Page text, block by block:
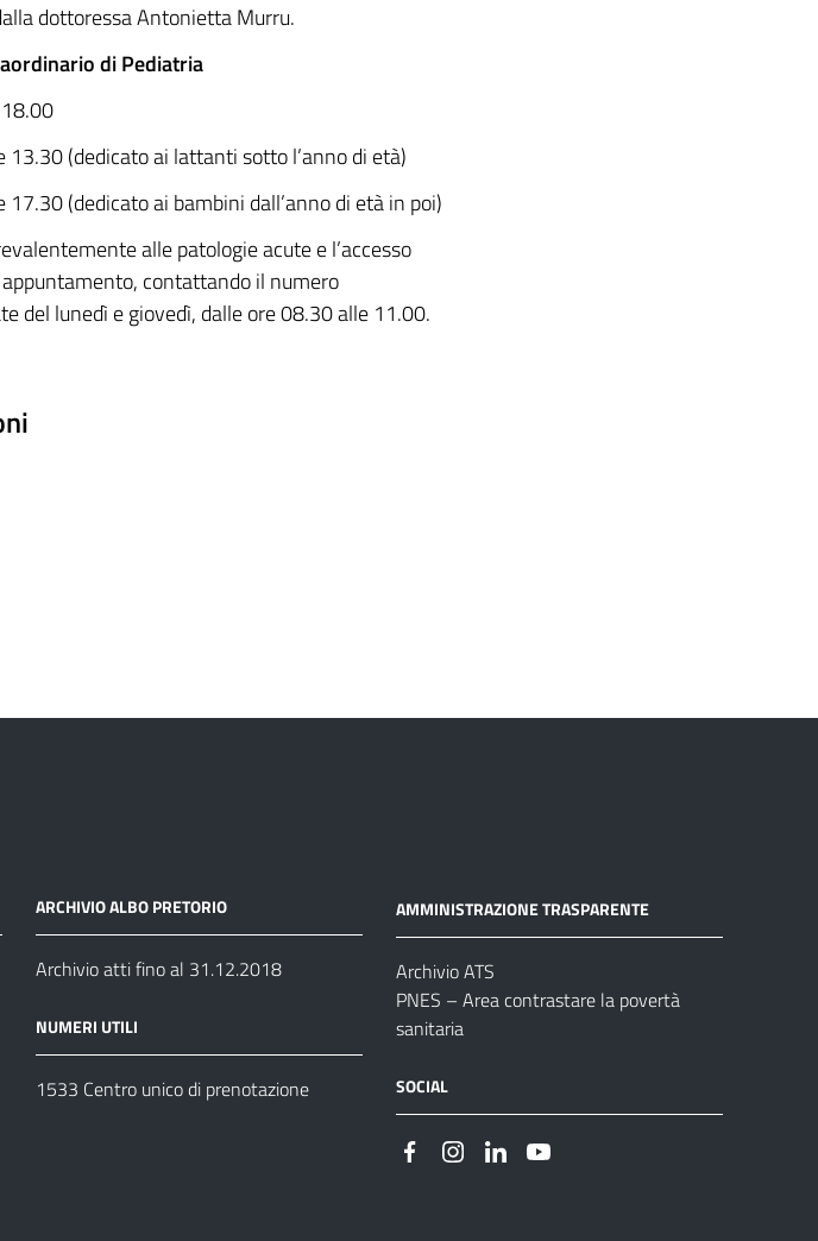
dottoressa Antonietta Murru.
di Pediatria
13.30 (dedicato ai lattanti sotto l’anno di età)
(dedicato ai bambini dall’anno di età in poi)
alle patologie acute e l’accesso
contattando il numero
del lunedì e giovedì, dalle ore 08.30 alle 11.00.
ARCHIVIO ALBO PRETORIO
Archivio atti fino al 31.12.2018
NUMERI UTILI
1533 Centro unico di prenotazione
AMMINISTRAZIONE TRASPARENTE
Archivio ATS
PNES – Area contrastare la povertà
sanitaria
SOCIAL